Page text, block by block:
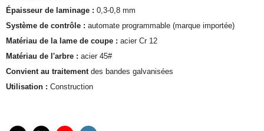
Épaisseur de laminage : 0,3-0,8 mm
Système de contrôle : automate programmable (marque importée)
Matériau de la lame de coupe : acier Cr 12
Matériau de l'arbre : acier 45#
Convient au traitementdes bandes galvanisées
Utilisation : Construction